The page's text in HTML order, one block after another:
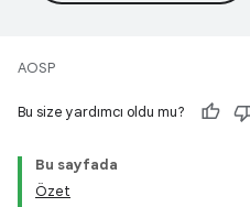
AOSP
Bu size yardımcı oldu mu?
Bu sayfada
Özet